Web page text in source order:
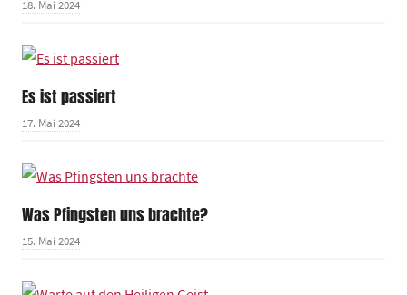
18. Mai 2024
Es ist passiert
17. Mai 2024
Was Pfingsten uns brachte?
15. Mai 2024